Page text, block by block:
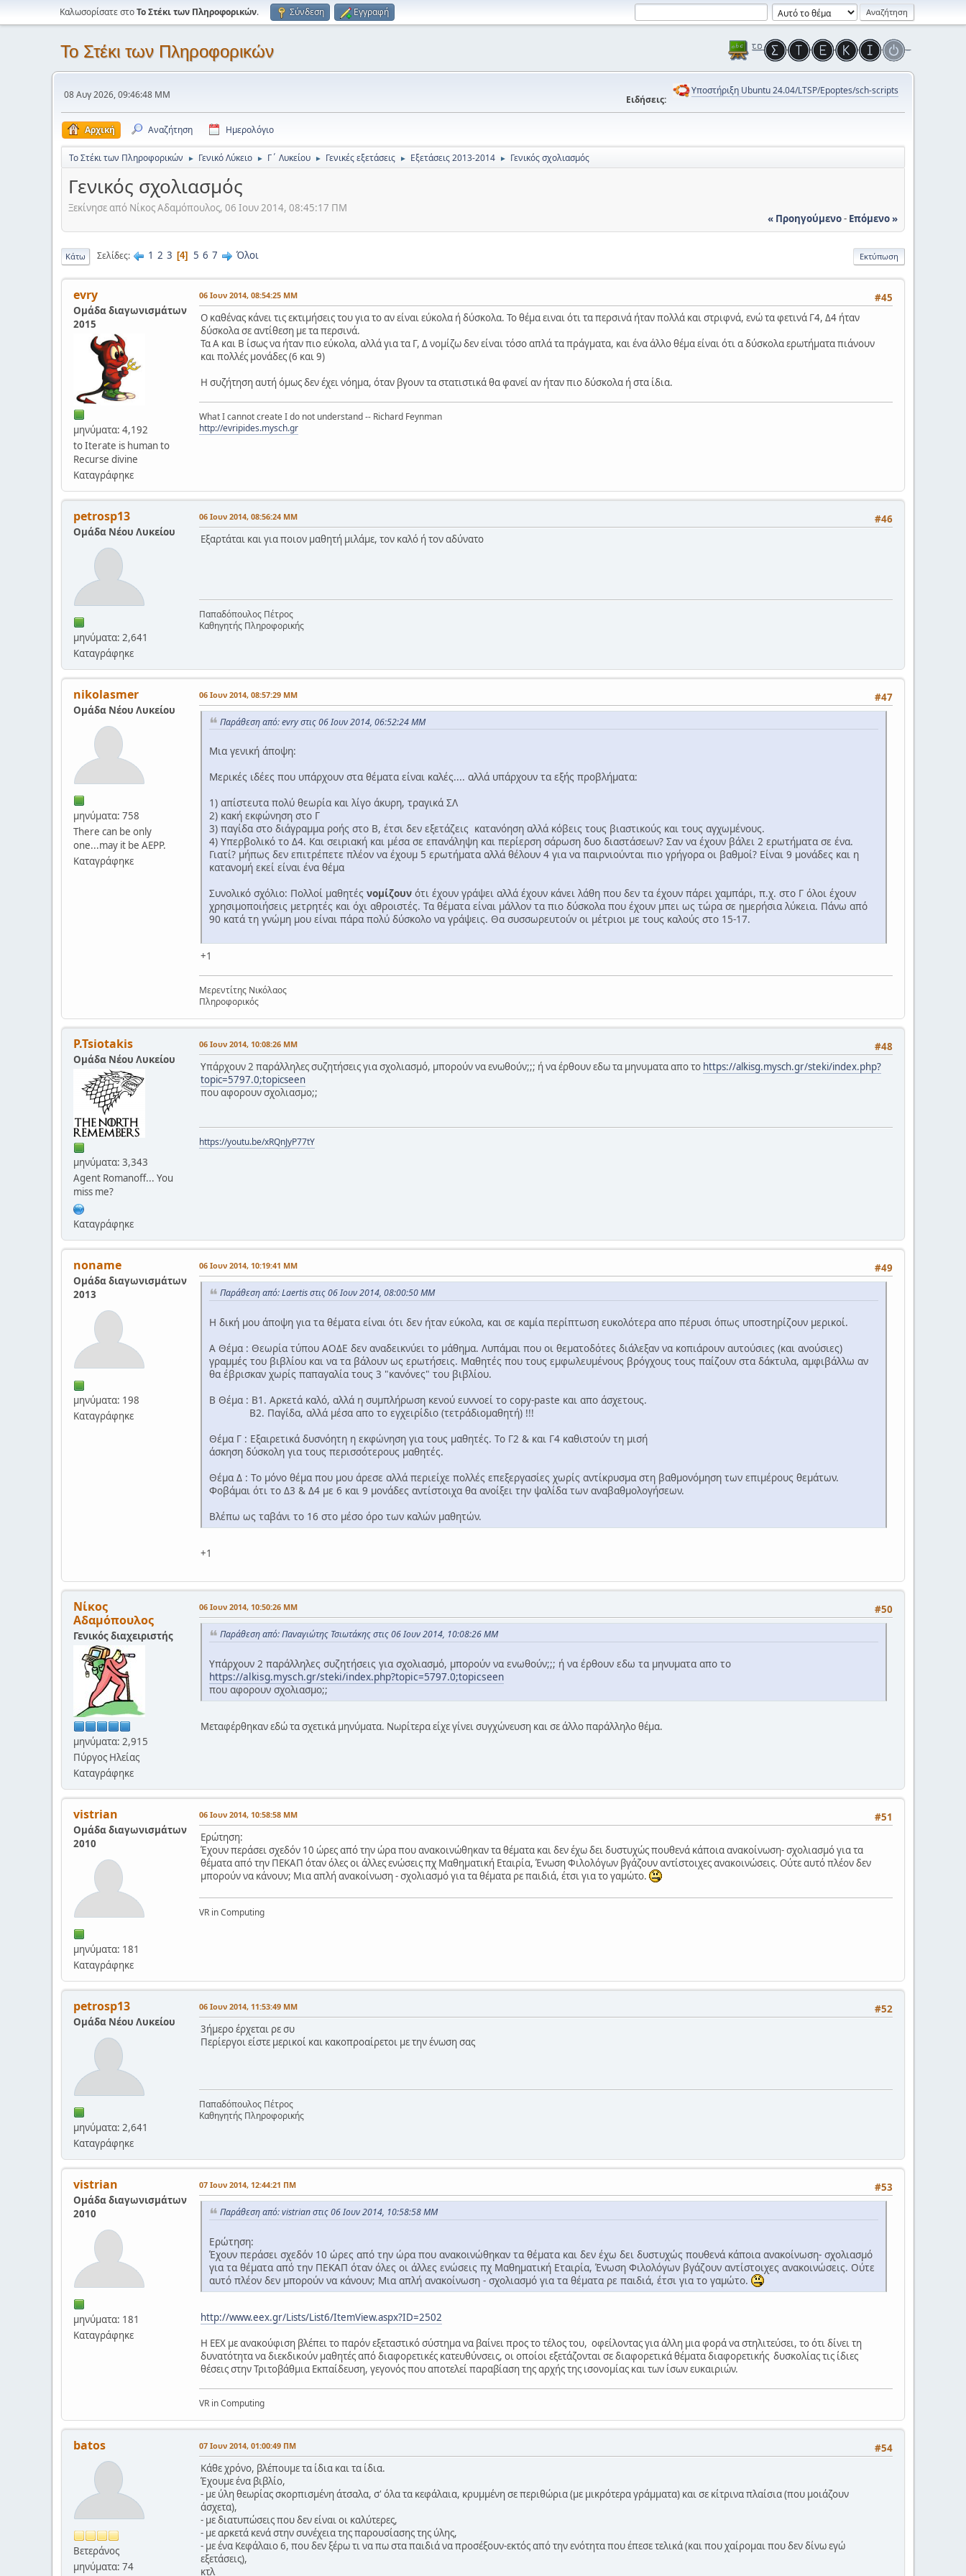
Καλωσορίσατε στοΤο Στέκι των Πληροφορικών. Σύνδεση Εγγραφή
Το Στέκι των Πληροφορικών
08 Αυγ 2026, 09:46:48 ΜΜ Ειδήσεις:
Υποστήριξη Ubuntu 24.04/LTSP/Epoptes/sch-scripts
Αρχική Αναζήτηση Ημερολόγιο
Το Στέκι των Πληροφορικών ► Γενικό Λύκειο ► Γ΄ Λυκείου ► Γενικές εξετάσεις ► Εξετάσεις 2013-2014 ► Γενικός σχολιασμός
Γενικός σχολιασμός
Ξεκίνησε από Νίκος Αδαμόπουλος, 06 Ιουν 2014, 08:45:17 ΠΜ
« Προηγούμενο- Επόμενο »
Εκτύπωση
Κάτω Σελίδες 1 2 3 4 5 6 7 Όλοι
evry
Ομάδα διαγωνισμάτων
2015
μηνύματα: 4,192
to Iterate is human to
Recurse divine
Καταγράφηκε
#45
06 Ιουν 2014, 08:54:25 ΜΜ
Ο καθένας κάνει τις εκτιμήσεις του για το αν είναι εύκολα ή δύσκολα. Το θέμα ειναι ότι τα περσινά ήταν πολλά και στριφνά, ενώ τα φετινά Γ4, Δ4 ήταν
δύσκολα σε αντίθεση με τα περσινά.
Τα Α και Β ίσως να ήταν πιο εύκολα, αλλά για τα Γ, Δ νομίζω δεν είναι τόσο απλά τα πράγματα, και ένα άλλο θέμα είναι ότι α δύσκολα ερωτήματα πιάνουν
και πολλές μονάδες (6 και 9)
Η συζήτηση αυτή όμως δεν έχει νόημα, όταν βγουν τα στατιστικά θα φανεί αν ήταν πιο δύσκολα ή στα ίδια.
What I cannot create I do not understand -- Richard Feynman
http://evripides.mysch.gr
petrosp13
Ομάδα Νέου Λυκείου
μηνύματα: 2,641
Καταγράφηκε
#46
06 Ιουν 2014, 08:56:24 ΜΜ
Εξαρτάται και για ποιον μαθητή μιλάμε, τον καλό ή τον αδύνατο
Παπαδόπουλος Πέτρος
Καθηγητής Πληροφορικής
nikolasmer
Ομάδα Νέου Λυκείου
μηνύματα: 758
There can be only
one...may it be AEPP.
Καταγράφηκε
#47
06 Ιουν 2014, 08:57:29 ΜΜ
Παράθεση από: evry στις 06 Ιουν 2014, 06:52:24 ΜΜ
Μια γενική άποψη:
Μερικές ιδέες που υπάρχουν στα θέματα είναι καλές.... αλλά υπάρχουν τα εξής προβλήματα:
1) απίστευτα πολύ θεωρία και λίγο άκυρη, τραγικά ΣΛ
2) κακή εκφώνηση στο Γ
3) παγίδα στο διάγραμμα ροής στο Β, έτσι δεν εξετάζεις κατανόηση αλλά κόβεις τους βιαστικούς και τους αγχωμένους.
4) Υπερβολικό το Δ4. Και σειριακή και μέσα σε επανάληψη και περίερση σάρωση δυο διαστάσεων? Σαν να έχουν βάλει 2 ερωτήματα σε ένα.
Γιατί? μήπως δεν επιτρέπετε πλέον να έχουμ 5 ερωτήματα αλλά θέλουν 4 για να παιρνιούνται πιο γρήγορα οι βαθμοί? Είναι 9 μονάδες και η
κατανομή εκεί είναι ένα θέμα
Συνολικό σχόλιο: Πολλοί μαθητές νομίζουν ότι έχουν γράψει αλλά έχουν κάνει λάθη που δεν τα έχουν πάρει χαμπάρι, π.χ. στο Γ όλοι έχουν
χρησιμοποιήσεις μετρητές και όχι αθροιστές. Τα θέματα είναι μάλλον τα πιο δύσκολα που έχουν μπει ως τώρα σε ημερήσια λύκεια. Πάνω από
90 κατά τη γνώμη μου είναι πάρα πολύ δύσκολο να γράψεις. Θα συσσωρευτούν οι μέτριοι με τους καλούς στο 15-17.
+1
Μερεντίτης Νικόλαος
Πληροφορικός
P.Tsiotakis
Ομάδα Νέου Λυκείου
μηνύματα: 3,343
Agent Romanoff... You
miss me?
Καταγράφηκε
#48
06 Ιουν 2014, 10:08:26 ΜΜ
Υπάρχουν 2 παράλληλες συζητήσεις για σχολιασμό, μπορούν να ενωθούν;;; ή να έρθουν εδω τα μηνυματα απο το https://alkisg.mysch.gr/steki/index.php?
topic=5797.0;topicseen
που αφορουν σχολιασμο;;
https://youtu.be/xRQnJyP77tY
noname
Ομάδα διαγωνισμάτων
2013
μηνύματα: 198
Καταγράφηκε
#49
06 Ιουν 2014, 10:19:41 ΜΜ
Παράθεση από: Laertis στις 06 Ιουν 2014, 08:00:50 ΜΜ
Η δική μου άποψη για τα θέματα είναι ότι δεν ήταν εύκολα, και σε καμία περίπτωση ευκολότερα απο πέρυσι όπως υποστηρίζουν μερικοί.
Α Θέμα : Θεωρία τύπου ΑΟΔΕ δεν αναδεικνύει το μάθημα. Λυπάμαι που οι θεματοδότες διάλεξαν να κοπιάρουν αυτούσιες (και ανούσιες)
γραμμές του βιβλίου και να τα βάλουν ως ερωτήσεις. Μαθητές που τους εμφωλευμένους βρόγχους τους παίζουν στα δάκτυλα, αμφιβάλλω αν
θα έβρισκαν χωρίς παπαγαλία τους 3 "κανόνες" του βιβλίου.
Β Θέμα : Β1. Αρκετά καλό, αλλά η συμπλήρωση κενού ευννοεί το copy-paste και απο άσχετους.
Β2. Παγίδα, αλλά μέσα απο το εγχειρίδιο (τετράδιομαθητή) !!!
Θέμα Γ : Εξαιρετικά δυσνόητη η εκφώνηση για τους μαθητές. Το Γ2 & και Γ4 καθιστούν τη μισή
άσκηση δύσκολη για τους περισσότερους μαθητές.
Θέμα Δ : Το μόνο θέμα που μου άρεσε αλλά περιείχε πολλές επεξεργασίες χωρίς αντίκρυσμα στη βαθμονόμηση των επιμέρους θεμάτων.
Φοβάμαι ότι το Δ3 & Δ4 με 6 και 9 μονάδες αντίστοιχα θα ανοίξει την ψαλίδα των αναβαθμολογήσεων.
Βλέπω ως ταβάνι το 16 στο μέσο όρο των καλών μαθητών.
+1
Νίκος
Αδαμόπουλος
Γενικός διαχειριστής
μηνύματα: 2,915
Πύργος Ηλείας
Καταγράφηκε
#50
06 Ιουν 2014, 10:50:26 ΜΜ
Παράθεση από: Παναγιώτης Τσιωτάκης στις 06 Ιουν 2014, 10:08:26 ΜΜ
Υπάρχουν 2 παράλληλες συζητήσεις για σχολιασμό, μπορούν να ενωθούν;;; ή να έρθουν εδω τα μηνυματα απο το
https://alkisg.mysch.gr/steki/index.php?topic=5797.0;topicseen
που αφορουν σχολιασμο;;
Μεταφέρθηκαν εδώ τα σχετικά μηνύματα. Νωρίτερα είχε γίνει συγχώνευση και σε άλλο παράλληλο θέμα.
vistrian
Ομάδα διαγωνισμάτων
2010
μηνύματα: 181
Καταγράφηκε
#51
06 Ιουν 2014, 10:58:58 ΜΜ
Ερώτηση:
Έχουν περάσει σχεδόν 10 ώρες από την ώρα που ανακοινώθηκαν τα θέματα και δεν έχω δει δυστυχώς πουθενά κάποια ανακοίνωση- σχολιασμό για τα
θέματα από την ΠΕΚΑΠ όταν όλες οι άλλες ενώσεις πχ Μαθηματική Εταιρία, Ένωση Φιλολόγων βγάζουν αντίστοιχες ανακοινώσεις. Ούτε αυτό πλέον δεν
μπορούν να κάνουν; Μια απλή ανακοίνωση - σχολιασμό για τα θέματα ρε παιδιά, έτσι για το γαμώτο.
VR in Computing
petrosp13
Ομάδα Νέου Λυκείου
μηνύματα: 2,641
Καταγράφηκε
#52
06 Ιουν 2014, 11:53:49 ΜΜ
3ήμερο έρχεται ρε συ
Περίεργοι είστε μερικοί και κακοπροαίρετοι με την ένωση σας
Παπαδόπουλος Πέτρος
Καθηγητής Πληροφορικής
vistrian
Ομάδα διαγωνισμάτων
2010
μηνύματα: 181
Καταγράφηκε
#53
07 Ιουν 2014, 12:44:21 ΠΜ
Παράθεση από: vistrian στις 06 Ιουν 2014, 10:58:58 ΜΜ
Ερώτηση:
Έχουν περάσει σχεδόν 10 ώρες από την ώρα που ανακοινώθηκαν τα θέματα και δεν έχω δει δυστυχώς πουθενά κάποια ανακοίνωση- σχολιασμό
για τα θέματα από την ΠΕΚΑΠ όταν όλες οι άλλες ενώσεις πχ Μαθηματική Εταιρία, Ένωση Φιλολόγων βγάζουν αντίστοιχες ανακοινώσεις. Ούτε
αυτό πλέον δεν μπορούν να κάνουν; Μια απλή ανακοίνωση - σχολιασμό για τα θέματα ρε παιδιά, έτσι για το γαμώτο.
http://www.eex.gr/Lists/List6/ItemView.aspx?ID=2502
Η ΕΕΧ με ανακούφιση βλέπει το παρόν εξεταστικό σύστημα να βαίνει προς το τέλος του, οφείλοντας για άλλη μια φορά να στηλιτεύσει, το ότι δίνει τη
δυνατότητα να διεκδικούν μαθητές από διαφορετικές κατευθύνσεις, οι οποίοι εξετάζονται σε διαφορετικά θέματα διαφορετικής δυσκολίας τις ίδιες
θέσεις στην Τριτοβάθμια Εκπαίδευση, γεγονός που αποτελεί παραβίαση της αρχής της ισονομίας και των ίσων ευκαιριών.
VR in Computing
batos
Βετεράνος
μηνύματα: 74
#54
07 Ιουν 2014, 01:00:49 ΠΜ
Κάθε χρόνο, βλέπουμε τα ίδια και τα ίδια.
Έχουμε ένα βιβλίο,
- με ύλη θεωρίας σκορπισμένη άτσαλα, σ' όλα τα κεφάλαια, κρυμμένη σε περιθώρια (με μικρότερα γράμματα) και σε κίτρινα πλαίσια (που μοιάζουν
άσχετα),
- με διατυπώσεις που δεν είναι οι καλύτερες,
- με αρκετά κενά στην συνέχεια της παρουσίασης της ύλης,
- με ένα Κεφάλαιο 6, που δεν ξέρω τι να πω στα παιδιά να προσέξουν-εκτός από την ενότητα που έπεσε τελικά (και που χαίρομαι που δεν δίνω εγώ
εξετάσεις),
κτλ